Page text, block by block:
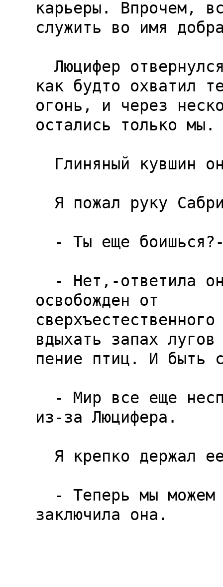
карьеры. Впрочем,
служить во имя
как будто охватил
огонь, и через
остались только мы.
освобожден от
вдыхать запах
пение птиц. И быть
из-за Люцифера.
заключила она.